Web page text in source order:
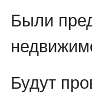
Были
Будут